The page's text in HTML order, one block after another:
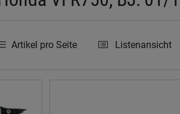
Artikel pro Seite Listenansicht